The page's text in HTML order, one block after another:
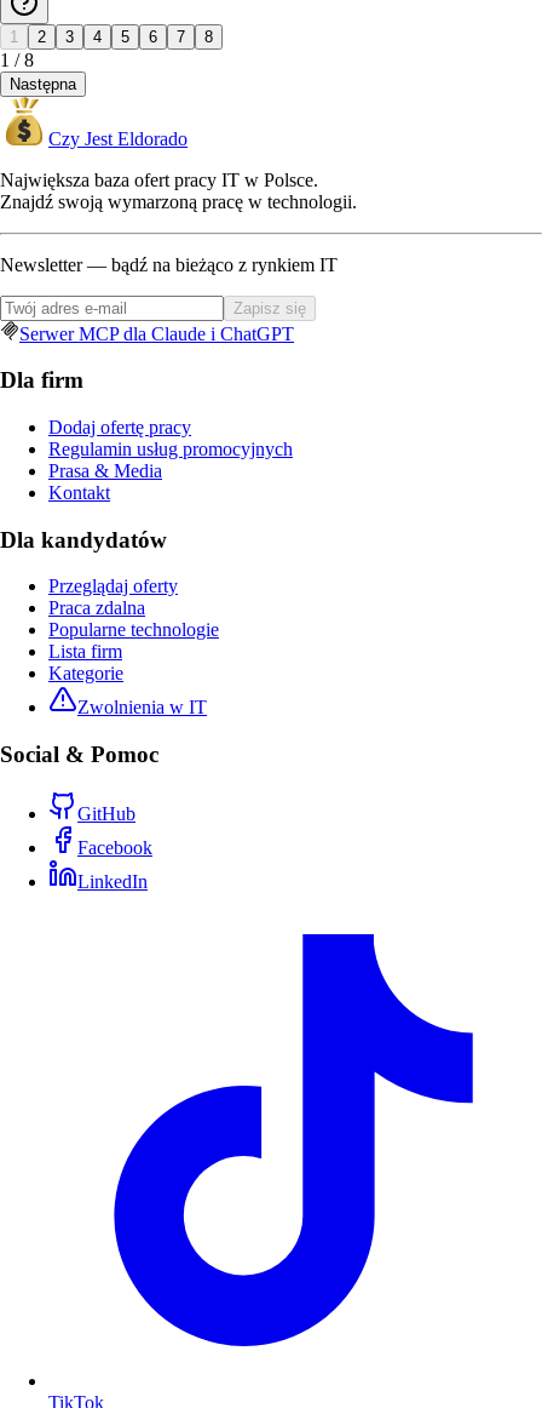
1 2 3 4 5 6 7 8
1 /8
Następna
Czy Jest Eldorado
Największa baza ofert pracy IT w Polsce.
Znajdź swoją wymarzoną pracę w technologii.
Newsletter — bądź na bieżąco z rynkiem IT
Zapisz się
Serwer MCP dla Claude i ChatGPT
Dla firm
Dodaj ofertę pracy
Regulamin usług promocyjnych
Prasa & Media
Kontakt
Dla kandydatów
Przeglądaj oferty
Praca zdalna
Popularne technologie
Lista firm
Kategorie
Zwolnienia w IT
Social & Pomoc
GitHub
Facebook
LinkedIn
TikTok